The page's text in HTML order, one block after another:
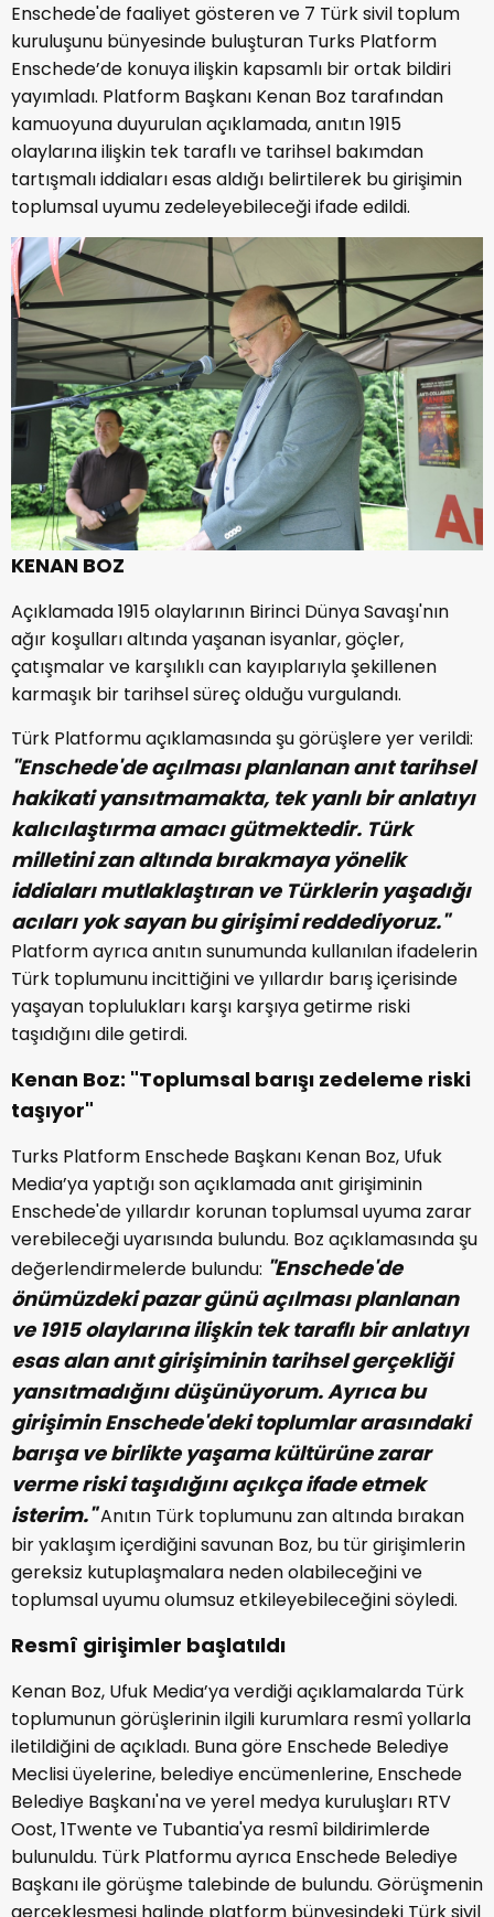
Enschede'de faaliyet gösteren ve 7 Türk sivil toplum
kuruluşunu bünyesinde buluşturan Turks Platform
Enschede’de konuya ilişkin kapsamlı bir ortak bildiri
yayımladı. Platform Başkanı Kenan Boz tarafından
kamuoyuna duyurulan açıklamada, anıtın 1915
olaylarına ilişkin tek taraflı ve tarihsel bakımdan
tartışmalı iddiaları esas aldığı belirtilerek bu girişimin
toplumsal uyumu zedeleyebileceği ifade edildi.
KENAN BOZ
Açıklamada 1915 olaylarının Birinci Dünya Savaşı'nın
ağır koşulları altında yaşanan isyanlar, göçler,
çatışmalar ve karşılıklı can kayıplarıyla şekillenen
karmaşık bir tarihsel süreç olduğu vurgulandı.
Türk Platformu açıklamasında şu görüşlere yer verildi:
"Enschede'de açılması planlanan anıt tarihsel
hakikati yansıtmamakta, tek yanlı bir anlatıyı
kalıcılaştırma amacı gütmektedir. Türk
milletini zan altında bırakmaya yönelik
iddiaları mutlaklaştıran ve Türklerin yaşadığı
acıları yok sayan bu girişimi reddediyoruz."
Platform ayrıca anıtın sunumunda kullanılan ifadelerin
Türk toplumunu incittiğini ve yıllardır barış içerisinde
yaşayan toplulukları karşı karşıya getirme riski
taşıdığını dile getirdi.
Kenan Boz: "Toplumsal barışı zedeleme riski
taşıyor"
Turks Platform Enschede Başkanı Kenan Boz, Ufuk
Media’ya yaptığı son açıklamada anıt girişiminin
Enschede'de yıllardır korunan toplumsal uyuma zarar
verebileceği uyarısında bulundu. Boz açıklamasında şu
değerlendirmelerde bulundu: "Enschede'de
önümüzdeki pazar günü açılması planlanan
ve 1915 olaylarına ilişkin tek taraflı bir anlatıyı
esas alan anıt girişiminin tarihsel gerçekliği
yansıtmadığını düşünüyorum. Ayrıca bu
girişimin Enschede'deki toplumlar arasındaki
barışa ve birlikte yaşama kültürüne zarar
verme riski taşıdığını açıkça ifade etmek
isterim."Anıtın Türk toplumunu zan altında bırakan
bir yaklaşım içerdiğini savunan Boz, bu tür girişimlerin
gereksiz kutuplaşmalara neden olabileceğini ve
toplumsal uyumu olumsuz etkileyebileceğini söyledi.
Resmî girişimler başlatıldı
Kenan Boz, Ufuk Media’ya verdiği açıklamalarda Türk
toplumunun görüşlerinin ilgili kurumlara resmî yollarla
iletildiğini de açıkladı. Buna göre Enschede Belediye
Meclisi üyelerine, belediye encümenlerine, Enschede
Belediye Başkanı'na ve yerel medya kuruluşları RTV
Oost, 1Twente ve Tubantia'ya resmî bildirimlerde
bulunuldu. Türk Platformu ayrıca Enschede Belediye
Başkanı ile görüşme talebinde de bulundu. Görüşmenin